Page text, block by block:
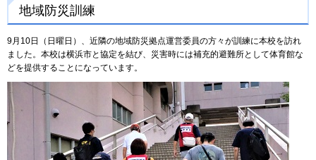
地域防災訓練
9月10日（日曜日）、近隣の地域防災拠点運営委員の方々が訓練に本校を訪れ
ました。本校は横浜市と協定を結び、災害時には補充的避難所として体育館な
どを提供することになっています。